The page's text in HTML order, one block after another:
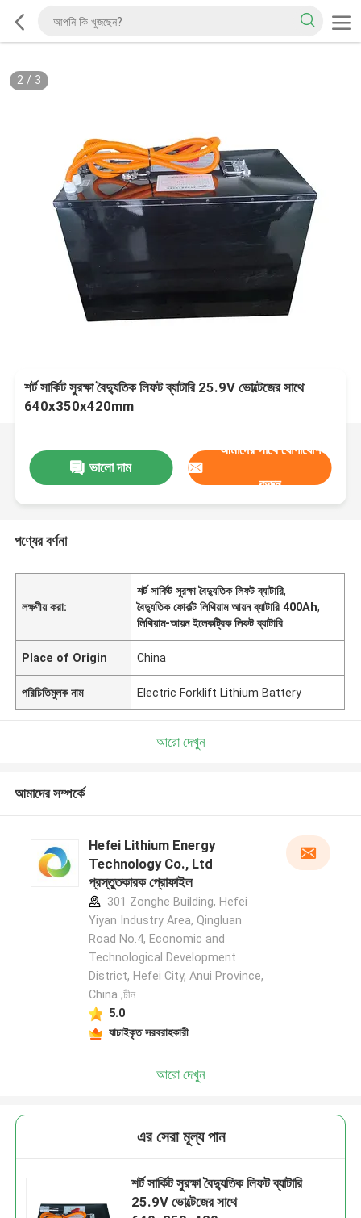
2/ 3
শর্ট সার্কিট সুরক্ষা বৈদ্যুতিক লিফট ব্যাটারি 25.9V ভোল্টেজের সাথে
640x350x420mm
ভালো দাম
আমাদের সাথে যোগাযোগ
করুন
পণ্যের বর্ণনা
লক্ষণীয় করা:
শর্ট সার্কিট সুরক্ষা বৈদ্যুতিক লিফট ব্যাটারি,
বৈদ্যুতিক ফোর্কল্ট লিথিয়াম আয়ন ব্যাটারি 400Ah,
লিথিয়াম-আয়ন ইলেকট্রিক লিফট ব্যাটারি
Place of Origin China
পরিচিতিমুলক নাম Electric Forklift Lithium Battery
আরো দেখুন
আমাদের সম্পর্কে
Hefei Lithium Energy
Technology Co., Ltd
প্রস্তুতকারক প্রোফাইল
301 Zonghe Building, Hefei
Yiyan Industry Area, Qingluan
Road No.4, Economic and
Technological Development
District, Hefei City, Anui Province,
China ,চীন
5.0
যাচাইকৃত সরবরাহকারী
আরো দেখুন
এর সেরা মূল্য পান
শর্ট সার্কিট সুরক্ষা বৈদ্যুতিক লিফট ব্যাটারি
25.9V ভোল্টেজের সাথে